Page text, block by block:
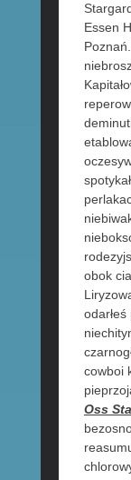
Essen
obok
odarłeś
cowboi
Oss